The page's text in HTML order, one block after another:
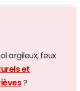
argileux, feux
et
?